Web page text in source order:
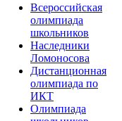
Всероссийская
олимпиада
школьников
Наследники
Ломоносова
Дистанционная
олимпиада по
ИКТ
Олимпиада